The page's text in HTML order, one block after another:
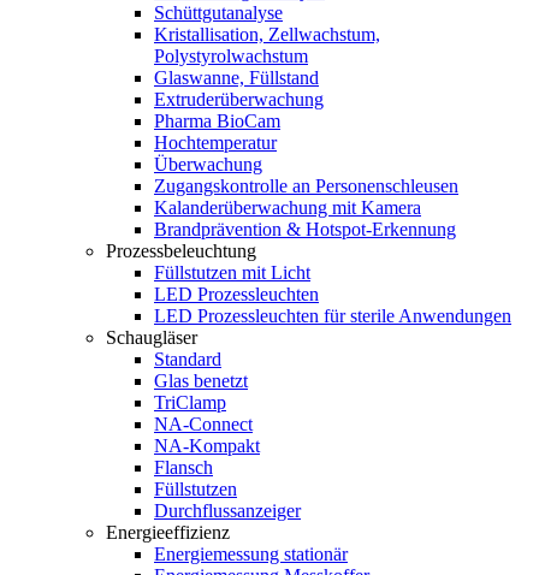
Schüttgutanalyse
Kristallisation, Zellwachstum,
Polystyrolwachstum
Glaswanne, Füllstand
Extruderüberwachung
Pharma BioCam
Hochtemperatur
Überwachung
Zugangskontrolle an Personenschleusen
Kalanderüberwachung mit Kamera
Brandprävention & Hotspot-Erkennung
Prozessbeleuchtung
Füllstutzen mit Licht
LED Prozessleuchten
LED Prozessleuchten für sterile Anwendungen
Schaugläser
Standard
Glas benetzt
TriClamp
NA-Connect
NA-Kompakt
Flansch
Füllstutzen
Durchflussanzeiger
Energieeffizienz
Energiemessung stationär